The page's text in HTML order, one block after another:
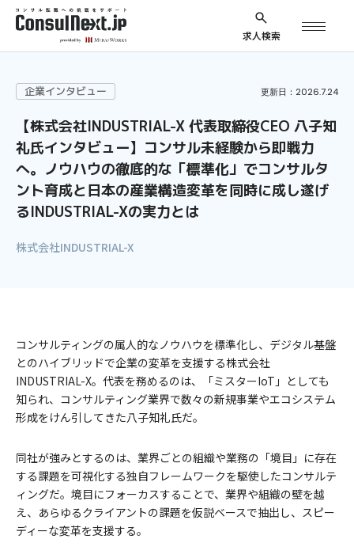
求人検索
企業インタビュー 更新日：2026.7.24
【株式会社INDUSTRIAL-X 代表取締役CEO 八子知
礼氏インタビュー】コンサル未経験から即戦力
へ。ノウハウの徹底的な「標準化」でコンサルタ
ント育成と日本の産業構造変革を同時に成し遂げ
るINDUSTRIAL-Xの実力とは
株式会社INDUSTRIAL-X
コンサルティングの属人的なノウハウを標準化し、デジタル基盤
とのハイブリッドで企業の変革を支援する株式会社
INDUSTRIAL-X。代表を務めるのは、「ミスターIoT」としても
知られ、コンサルティング業界で数々の新規事業やエコシステム
形成をけん引してきた八子知礼氏だ。
同社が強みとするのは、業界ごとの組織や業務の「境目」に存在
する課題を可視化する独自フレームワークを駆使したコンサルテ
ィングだ。境目にフォーカスすることで、業界や組織の壁を越
え、あらゆるクライアントの課題を仮説ベースで抽出し、スピー
ディーな変革を支援する。